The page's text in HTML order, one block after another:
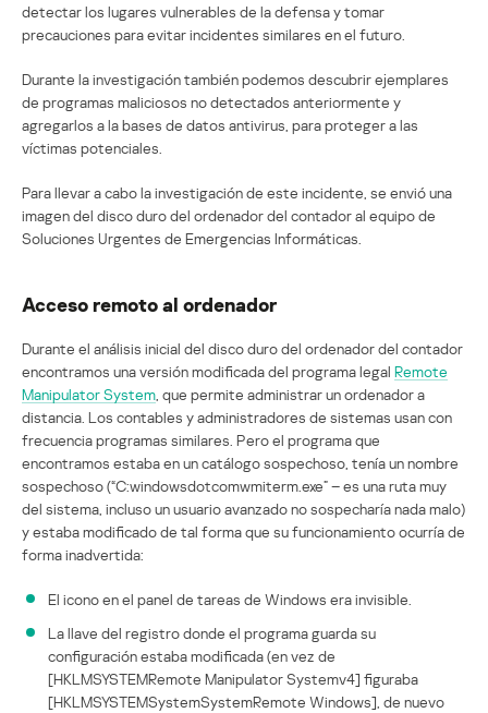
detectar los lugares vulnerables de la defensa y tomar
precauciones para evitar incidentes similares en el futuro.
Durante la investigación también podemos descubrir ejemplares
de programas maliciosos no detectados anteriormente y
agregarlos a la bases de datos antivirus, para proteger a las
víctimas potenciales.
Para llevar a cabo la investigación de este incidente, se envió una
imagen del disco duro del ordenador del contador al equipo de
Soluciones Urgentes de Emergencias Informáticas.
Acceso remoto al ordenador
Durante el análisis inicial del disco duro del ordenador del contador
encontramos una versión modificada del programa legal Remote
Manipulator System , que permite administrar un ordenador a
distancia. Los contables y administradores de sistemas usan con
frecuencia programas similares. Pero el programa que
encontramos estaba en un catálogo sospechoso, tenía un nombre
sospechoso (“C:windowsdotcomwmiterm.exe” – es una ruta muy
del sistema, incluso un usuario avanzado no sospecharía nada malo)
y estaba modificado de tal forma que su funcionamiento ocurría de
forma inadvertida:
El icono en el panel de tareas de Windows era invisible.
La llave del registro donde el programa guarda su
configuración estaba modificada (en vez de
[HKLMSYSTEMRemote Manipulator Systemv4] figuraba
[HKLMSYSTEMSystemSystemRemote Windows], de nuevo